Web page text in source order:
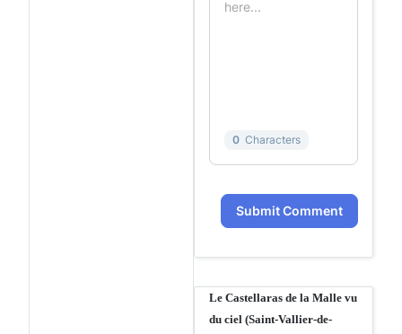
0 Characters
Submit Comment
Le Castellaras de la Malle vu
du ciel (Saint-Vallier-de-